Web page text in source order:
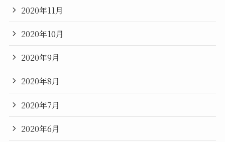
2020年11月
2020年10月
2020年9月
2020年8月
2020年7月
2020年6月